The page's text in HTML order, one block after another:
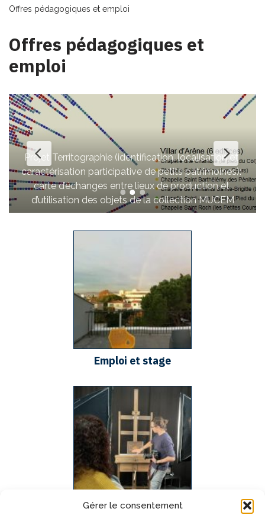
Gérer le consentement
Offres pédagogiques et emploi
Offres pédagogiques et
emploi
Projet Territographie (identification, localisation et
caractérisation participative de petits patrimoines):
carte d’échanges entre lieux de production et
d’utilisation des objets de la collection MUCEM
Emploi et stage